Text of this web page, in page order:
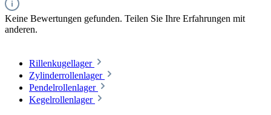
Keine Bewertungen gefunden. Teilen Sie Ihre Erfahrungen mit
anderen.
Rillenkugellager
Zylinderrollenlager
Pendelrollenlager
Kegelrollenlager